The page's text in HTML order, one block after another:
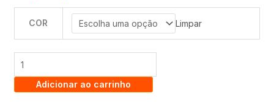
COR Limpar
MULTIUSO
IBIZA
50CM
C/
Adicionar ao carrinho